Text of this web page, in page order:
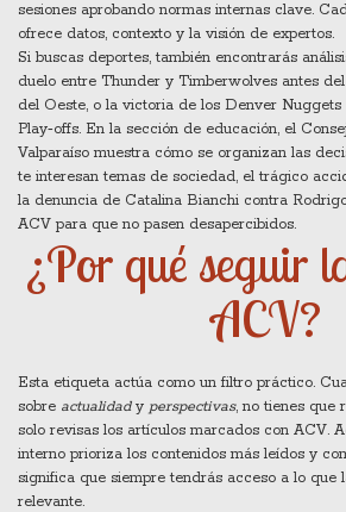
sesiones aprobando normas internas clave.
ofrece datos, contexto y la visión de expertos.
Si buscas deportes, también encontrarás
duelo entre Thunder y Timberwolves antes
del Oeste, o la victoria de los Denver Nuggets
Play‑offs. En la sección de educación, el
Valparaíso muestra cómo se organizan las
te interesan temas de sociedad, el trágico
la denuncia de Catalina Bianchi contra
ACV para que no pasen desapercibidos.
¿Por qué seguir
ACV?
Esta etiqueta actúa como un filtro práctico.
sobre actualidady perspectivas, no tienes que
solo revisas los artículos marcados con ACV.
interno prioriza los contenidos más leídos y
significa que siempre tendrás acceso a lo que
relevante.